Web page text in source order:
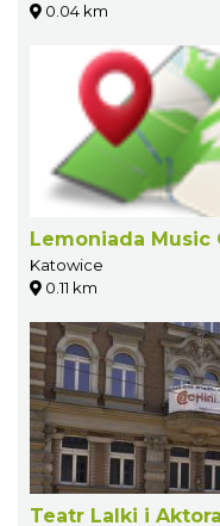
0.04 km
Lemoniada Music
Katowice
0.11 km
Teatr Lalki i